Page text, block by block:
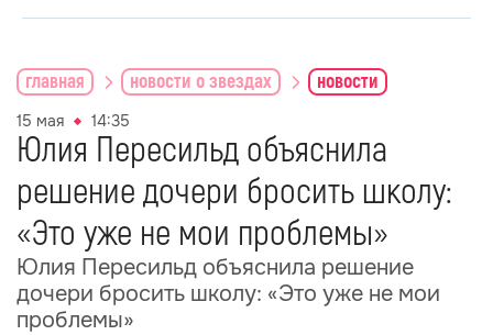
главная новости о звездах новости
15 мая 14:35
Юлия Пересильд объяснила
решение дочери бросить школу:
«Это уже не мои проблемы»
Юлия Пересильд объяснила решение
дочери бросить школу: «Это уже не мои
проблемы»